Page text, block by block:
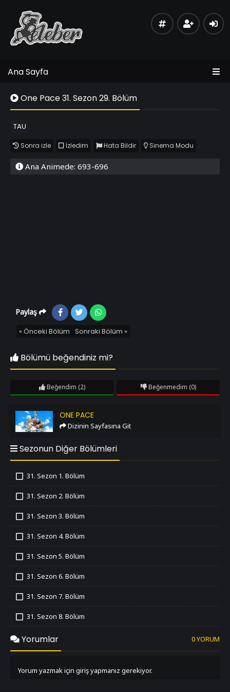
Ana Sayfa
One Pace 31. Sezon 29. Bölüm
TAU
Sonra izle İzledim Hata Bildir Sinema Modu
Ana Animede: 693-696
Paylaş
« Önceki Bölüm Sonraki Bölüm »
Bölümü beğendiniz mi?
Beğendim (2) Beğenmedim (0)
One Pace ONE PACE
Dizinin Sayfasına Git
Sezonun Diğer Bölümleri
31. Sezon 1. Bölüm
31. Sezon 2. Bölüm
31. Sezon 3. Bölüm
31. Sezon 4. Bölüm
31. Sezon 5. Bölüm
31. Sezon 6. Bölüm
31. Sezon 7. Bölüm
31. Sezon 8. Bölüm
İzledim
31. Sezon 9. Bölüm
İzledim
31. Sezon 11. Bölüm
Yorumlar 0 YORUM
Yorum yazmak için giriş yapmanız gerekiyor.